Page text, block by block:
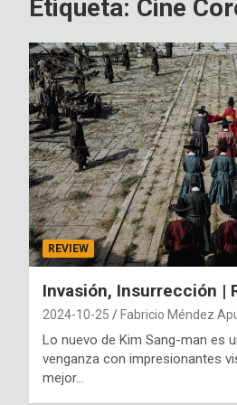
Etiqueta: Cine
REVIEW
Invasión, Insurrección |
2024-10-25 Fabricio Méndez
Lo nuevo de Kim Sang-man es
venganza con impresionantes
mejor…